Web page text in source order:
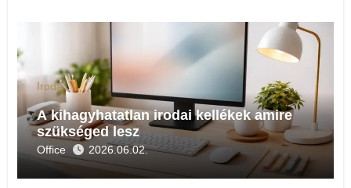
Iroda
A kihagyhatatlan irodai kellékek amire
szükséged lesz
Office 2026.06.02.